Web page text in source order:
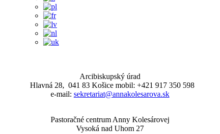
Arcibiskupský úrad
Hlavná 28, 041 83 Košice mobil: +421 917 350 598
e-mail: sekretariat@annakolesarova.sk
Pastoračné centrum Anny Kolesárovej
Vysoká nad Uhom 27